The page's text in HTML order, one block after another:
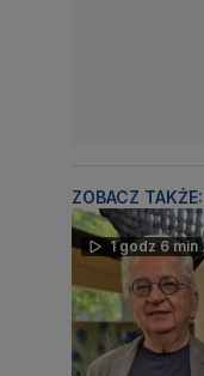
ZOBACZ TAKŻE:
1 godz 6 min